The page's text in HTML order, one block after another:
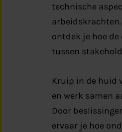
technische
arbeidskrachten.
ontdek je hoe
tussen
Kruip in de huid
en werk samen
Door
ervaar je hoe